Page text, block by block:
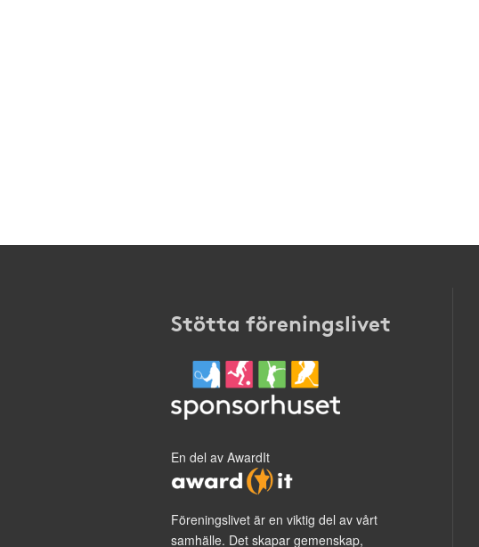
Stötta föreningslivet
En del av AwardIt
Föreningslivet är en viktig del av vårt
samhälle. Det skapar gemenskap,